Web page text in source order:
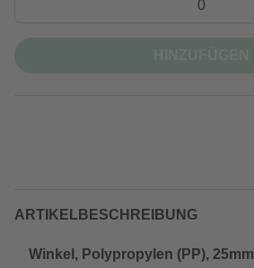
ARTIKELBESCHREIBUNG
Winkel, Polypropylen (PP), 25mm